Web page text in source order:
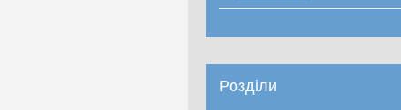
Розділи